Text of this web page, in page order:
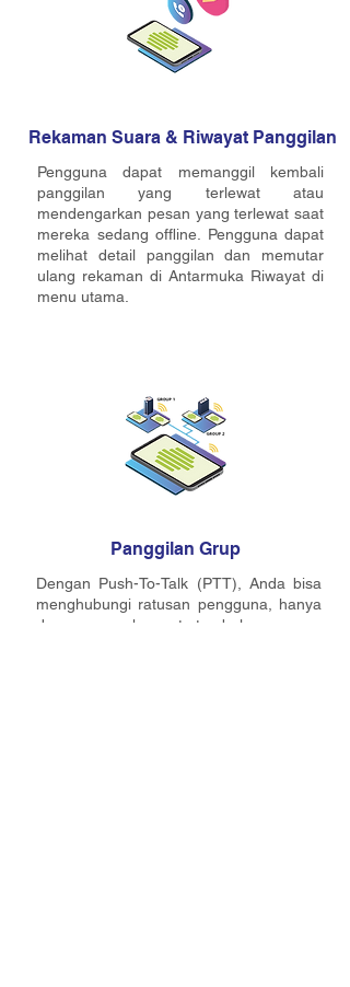
Rekaman Suara & Riwayat Panggilan
Pengguna dapat memanggil kembali
panggilan yang terlewat atau
mendengarkan pesan yang terlewat saat
mereka sedang offline. Pengguna dapat
melihat detail panggilan dan memutar
ulang rekaman di Antarmuka Riwayat di
menu utama.
Panggilan Grup
Dengan Push-To-Talk (PTT), Anda bisa
menghubungi ratusan pengguna, hanya
dengan menekan satu tombol.